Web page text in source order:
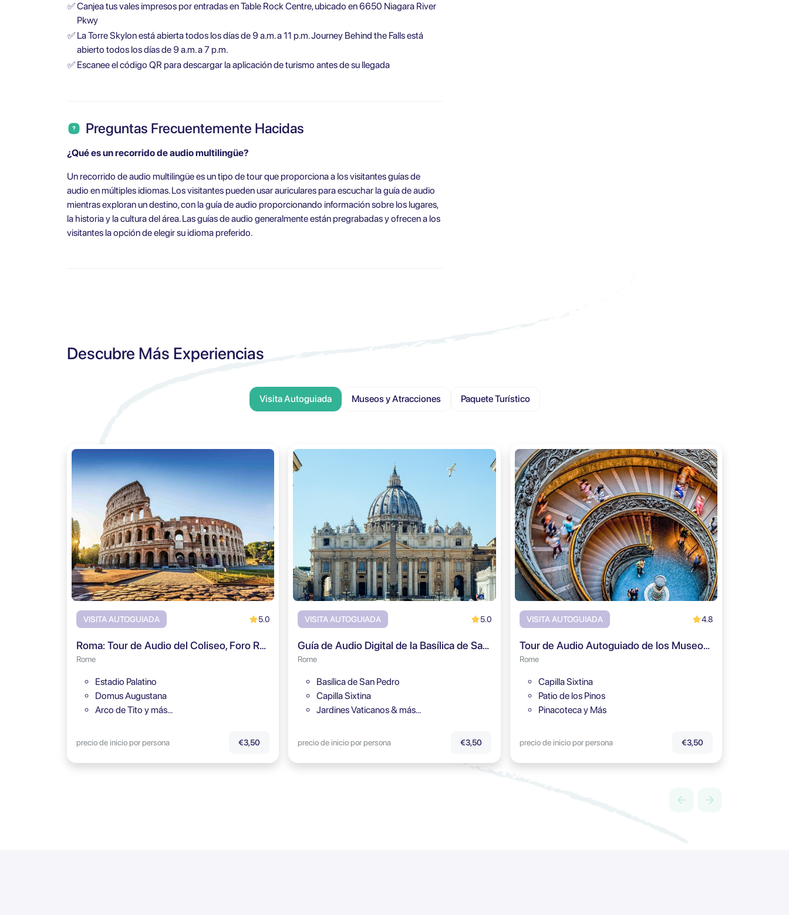
✅Canjea tus vales impresos por entradas en Table Rock Centre, ubicado en 6650 Niagara River
Pkwy
✅ La Torre Skylon está abierta todos los días de 9 a.m. a 11 p.m. Journey Behind the Falls está
abierto todos los días de 9 a.m. a 7 p.m.
✅ Escanee el código QR para descargar la aplicación de turismo antes de su llegada
Preguntas Frecuentemente Hacidas
¿Qué es un recorrido de audio multilingüe?
Un recorrido de audio multilingüe es un tipo de tour que proporciona a los visitantes guías de
audio en múltiples idiomas. Los visitantes pueden usar auriculares para escuchar la guía de audio
mientras exploran un destino, con la guía de audio proporcionando información sobre los lugares,
la historia y la cultura del área. Las guías de audio generalmente están pregrabadas y ofrecen a los
visitantes la opción de elegir su idioma preferido.
Descubre Más Experiencias
Visita Autoguiada Museos y Atracciones Paquete Turístico
VISITA AUTOGUIADA 5.0
Roma: Tour de Audio del Coliseo, Foro Romano y Monte Palatino
Rome
Estadio Palatino
Domus Augustana
Arco de Tito y más…
precio de inicio por persona €3,50
VISITA AUTOGUIADA 5.0
Guía de Audio Digital de la Basílica de San Pedro
Rome
Basílica de San Pedro
Capilla Sixtina
Jardines Vaticanos & más…
precio de inicio por persona €3,50
VISITA AUTOGUIADA 4.8
Tour de Audio Autoguiado de los Museos Vaticanos
Rome
Capilla Sixtina
Patio de los Pinos
Pinacoteca y Más
precio de inicio por persona €3,50